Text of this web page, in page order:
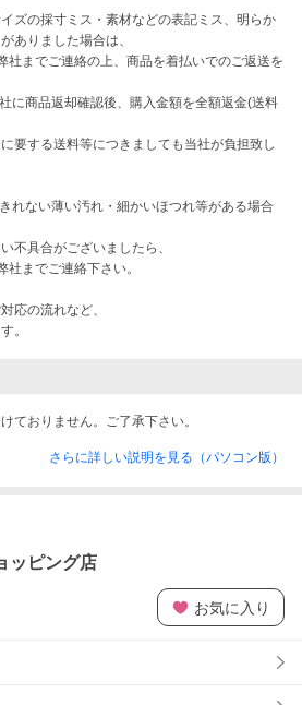
ズの採寸ミス・素材などの表記ミス、明らか
ありました場合は、
社までご連絡の上、商品を着払いでのご返送を
に商品返却確認後、購入金額を全額返金(送料
要する送料等につきましても当社が負担致し
れない薄い汚れ・細かいほつれ等がある場合
不具合がございましたら、
までご連絡下さい。
応の流れなど、
。
さらに詳しい説明を見る（パソコン版）
ッピング店
お気に入り